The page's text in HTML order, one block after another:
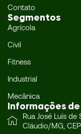
Contato
Segmentos
Agrícola
Civil
Fitness
Industrial
Mecânica
Informações
Rua José Luís de
Cláudio/MG,